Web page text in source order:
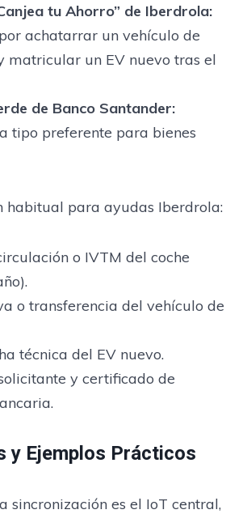
tu Ahorro” de Iberdrola:
achatarrar un vehículo de
matricular un EV nuevo tras el
de Banco Santander:
tipo preferente para bienes
habitual para ayudas Iberdrola:
o IVTM del coche
o transferencia del vehículo de
técnica del EV nuevo.
y certificado de
y Ejemplos Prácticos
sincronización es el IoT central,